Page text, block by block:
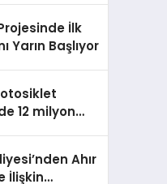
İlk
Yarın Başlıyor
12 milyon
Ahır
İlişkin